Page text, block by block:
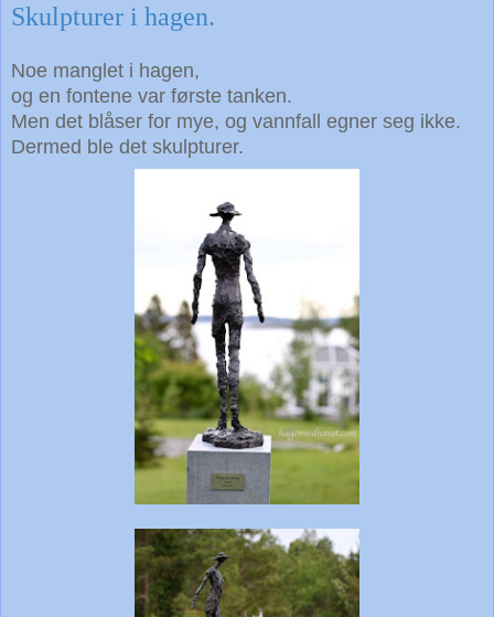
Skulpturer i hagen.
Noe manglet i hagen,
og en fontene var første tanken.
Men det blåser for mye, og vannfall egner seg ikke.
Dermed ble det skulpturer.